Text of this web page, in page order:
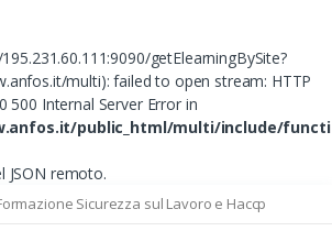
getElearningBySite?
multi): failed to open stream: HTTP
500 Internal Server Error in
public_html/multi/include/
JSON remoto.
Sicurezza sul Lavoro e Haccp